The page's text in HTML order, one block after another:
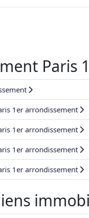
Paris
1er arrondissement
1er arrondissement
1er arrondissement
1er arrondissement